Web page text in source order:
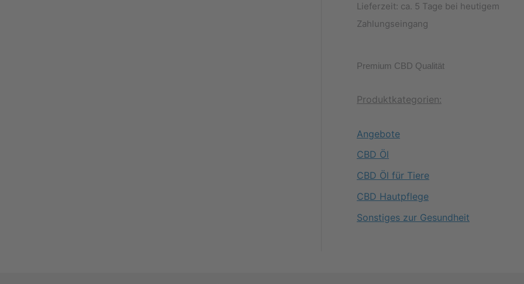
ü
n
l
c
e
e
i
l
r
r
t
:
Lieferzeit: ca. 5 Tage bei heutigem
Zahlungseingang
Premium CBD Qualität
Produktkategorien:
Angebote
CBD Öl
CBD Öl für Tiere
CBD Hautpflege
Sonstiges zur Gesundheit